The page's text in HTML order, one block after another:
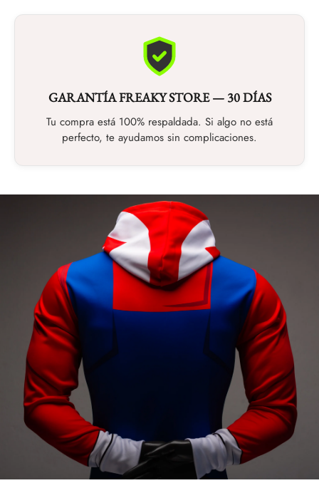
Contáctanos y te guiamos en el proceso sin complicaciones.
GARANTÍA FREAKY STORE — 30 DÍAS
Tu compra está 100% respaldada. Si algo no está
perfecto, te ayudamos sin complicaciones.